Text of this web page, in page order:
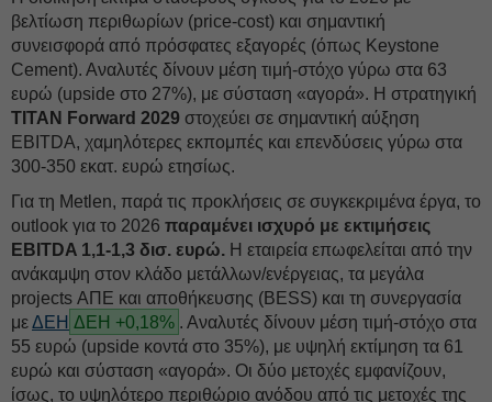
βελτίωση περιθωρίων (price-cost) και σημαντική
συνεισφορά από πρόσφατες εξαγορές (όπως Keystone
Cement). Αναλυτές δίνουν μέση τιμή-στόχο γύρω στα 63
ευρώ (upside στο 27%), με σύσταση «αγορά». Η στρατηγική
TITAN Forward 2029 στοχεύει σε σημαντική αύξηση
EBITDA, χαμηλότερες εκπομπές και επενδύσεις γύρω στα
300-350 εκατ. ευρώ ετησίως.
Για τη Metlen, παρά τις προκλήσεις σε συγκεκριμένα έργα, το
outlook για το 2026 παραμένει ισχυρό με εκτιμήσεις
EBITDA 1,1-1,3 δισ. ευρώ. Η εταιρεία επωφελείται από την
ανάκαμψη στον κλάδο μετάλλων/ενέργειας, τα μεγάλα
projects ΑΠΕ και αποθήκευσης (BESS) και τη συνεργασία
μεΔΕΗ ΔΕΗ +0,18% . Αναλυτές δίνουν μέση τιμή-στόχο στα
55 ευρώ (upside κοντά στο 35%), με υψηλή εκτίμηση τα 61
ευρώ και σύσταση «αγορά». Οι δύο μετοχές εμφανίζουν,
ίσως, το υψηλότερο περιθώριο ανόδου από τις μετοχές της